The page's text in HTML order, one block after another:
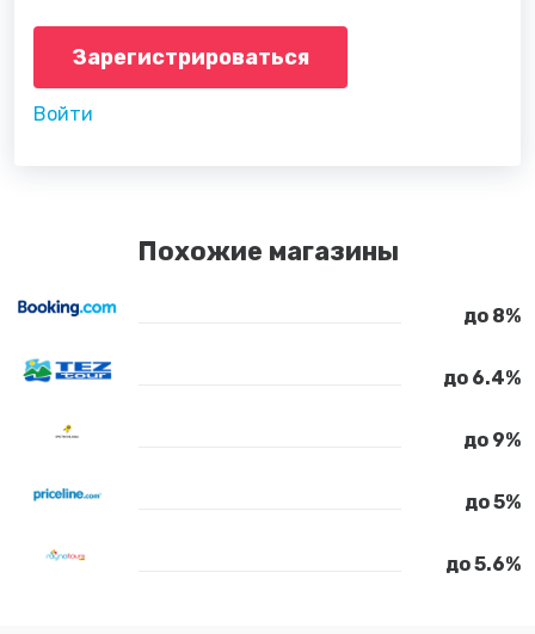
Зарегистрироваться
Войти
Похожие магазины
до 8%
до 6.4%
до 9%
до 5%
до 5.6%